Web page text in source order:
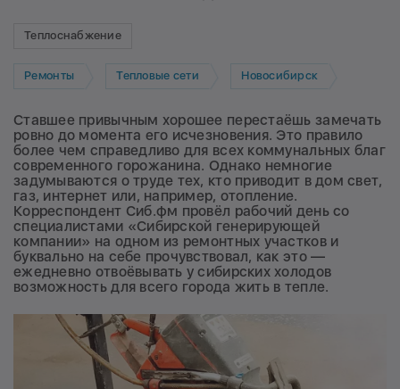
Теплоснабжение
Ремонты Тепловые сети Новосибирск
Ставшее привычным хорошее перестаёшь замечать
ровно до момента его исчезновения. Это правило
более чем справедливо для всех коммунальных благ
современного горожанина. Однако немногие
задумываются о труде тех, кто приводит в дом свет,
газ, интернет или, например, отопление.
Корреспондент Сиб.фм провёл рабочий день со
специалистами «Сибирской генерирующей
компании» на одном из ремонтных участков и
буквально на себе прочувствовал, как это —
ежедневно отвоёвывать у сибирских холодов
возможность для всего города жить в тепле.